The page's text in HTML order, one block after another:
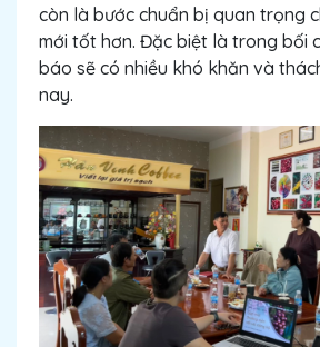
còn là bước chuẩn bị quan trọng
mới tốt hơn. Đặc biệt là trong bối
báo sẽ có nhiều khó khăn và
nay.